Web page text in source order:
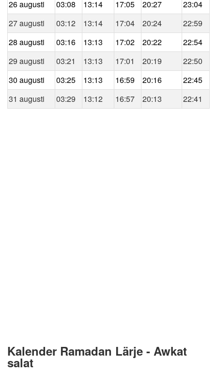
26 augusti 03:08 13:14 17:05 20:27
23:04
27 augusti
03:12 13:14 17:04 20:24
22:59
28 augusti
03:16 13:13 17:02 20:22
22:54
29 augusti
03:21 13:13 17:01 20:19
22:50
30 augusti
03:25 13:13 16:59 20:16
22:45
31 augusti
03:29 13:12 16:57 20:13 22:41
Kalender Ramadan Lärje - Awkat
salat